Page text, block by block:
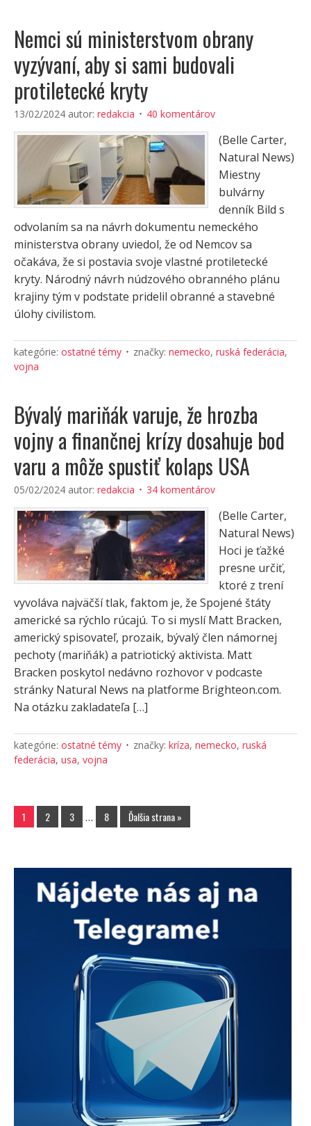
Nemci sú ministerstvom obrany
vyzývaní, aby si sami budovali
protiletecké kryty
13/02/2024 autor: redakcia 40 komentárov
(Belle Carter,
Natural News)
Miestny
bulvárny
denník Bild s
odvolaním sa na návrh dokumentu nemeckého
ministerstva obrany uviedol, že od Nemcov sa
očakáva, že si postavia svoje vlastné protiletecké
kryty. Národný návrh núdzového obranného plánu
krajiny tým v podstate pridelil obranné a stavebné
úlohy civilistom.
kategórie: ostatné témy značky: nemecko, ruská federácia,
vojna
Bývalý mariňák varuje, že hrozba
vojny a finančnej krízy dosahuje bod
varu a môže spustiť kolaps USA
05/02/2024 autor: redakcia 34 komentárov
(Belle Carter,
Natural News)
Hoci je ťažké
presne určiť,
ktoré z trení
vyvoláva najväčší tlak, faktom je, že Spojené štáty
americké sa rýchlo rúcajú. To si myslí Matt Bracken,
americký spisovateľ, prozaik, bývalý člen námornej
pechoty (mariňák) a patriotický aktivista. Matt
Bracken poskytol nedávno rozhovor v podcaste
stránky Natural News na platforme Brighteon.com.
Na otázku zakladateľa […]
kategórie: ostatné témy značky: kríza, nemecko, ruská
federácia, usa, vojna
1 2 3 … 8 Ďalšia strana »